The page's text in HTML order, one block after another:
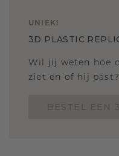
UNIEK!
3D PLASTIC
Wil jij weten hoe
ziet en of hij